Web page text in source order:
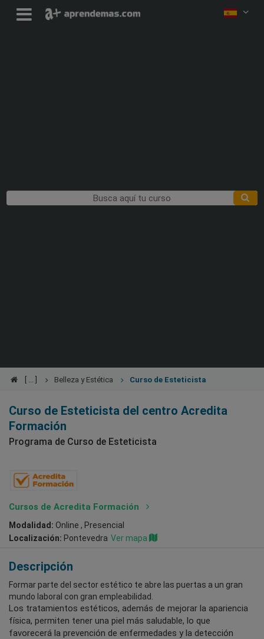
Belleza y Estética Curso de Esteticista
Curso de Esteticista del centro Acredita
Formación
Programa de Curso de Esteticista
Cursos de Acredita Formación
Modalidad: Online , Presencial
Localización: Pontevedra Ver mapa
Descripción
Formar parte del sector estético te abre las puertas a un gran
mundo laboral con gran empleabilidad.
Los tratamientos estéticos, además de mejorar la apariencia
física, permiten tener una piel más saludable, lo que
favorecerá la prevención de enfermedades y la detección